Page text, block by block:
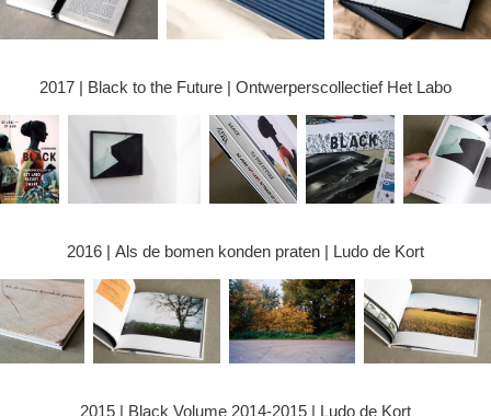
2017 | Black to the Future | Ontwerperscollectief Het Labo
2016 | Als de bomen konden praten | Ludo de Kort
2015 | Black Volume 2014-2015 | Ludo de Kort